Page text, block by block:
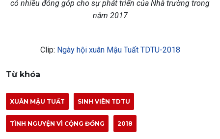
có nhiều đóng góp cho sự phát triển của Nhà trường trong
năm 2017
Clip: Ngày hội xuân Mậu Tuất TDTU-2018
Từ khóa
XUÂN MẬU TUẤT SINH VIÊN TDTU
TÌNH NGUYỆN VÌ CỘNG ĐỒNG 2018